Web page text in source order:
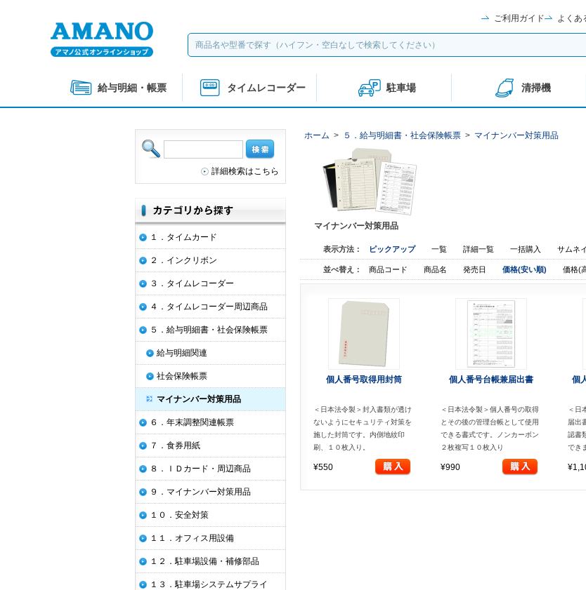
ご利用ガイド よくあ
給与明細・帳票 タイムレコーダー 駐車場 清掃機
ホーム > ５．給与明細書・社会保険帳票 > マイナンバー対策用品
マイナンバー対策用品
表示方法： ピックアップ 一覧 詳細一覧 一括購入 サムネ
並べ替え： 商品コード 商品名 発売日 価格(安い順) 価格(
個人番号取得用封筒
＜日本法令製＞封入書類が透け
ないようにセキュリティ対策を
施した封筒です。内側地紋印
刷、１０枚入り。
¥550
個人番号台帳兼届出書
＜日本法令製＞個人番号の取得
とその後の管理台帳として使用
できる書式です。ノンカーボン
２枚複写１０枚入り
¥990
個
＜日
届出
認書
でき
詳細検索はこちら
１．タイムカード
２．インクリボン
３．タイムレコーダー
４．タイムレコーダー周辺商品
５．給与明細書・社会保険帳票
給与明細関連
社会保険帳票
マイナンバー対策用品
６．年末調整関連帳票
７．食券用紙
８．ＩＤカード・周辺商品
９．マイナンバー対策用品
１０．安全対策
１１．オフィス用設備
１２．駐車場設備・補修部品
１３．駐車場システムサプライ